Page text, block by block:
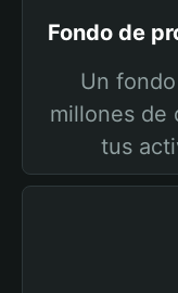
Fondo de
Un
millones de
tus